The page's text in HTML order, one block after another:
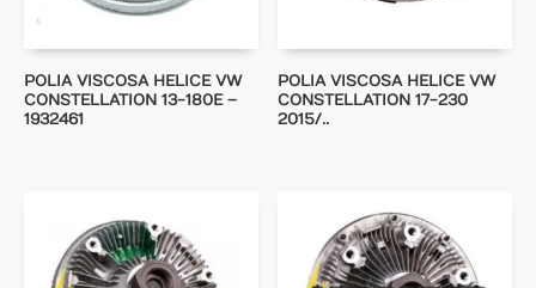
POLIA VISCOSA HELICE VW
CONSTELLATION 13-180E –
1932461
POLIA VISCOSA HELICE VW
CONSTELLATION 17-230
2015/..